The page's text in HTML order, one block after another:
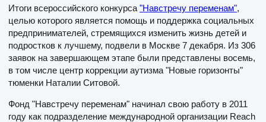
Итоги всероссийского конкурса "Навстречу переменам",
целью которого является помощь и поддержка социальных
предпринимателей, стремящихся изменить жизнь детей и
подростков к лучшему, подвели в Москве 7 декабря. Из 306
заявок на завершающем этапе были представлены восемь,
в том числе центр коррекции аутизма "Новые горизонты"
тюменки Наталии Ситовой.
Фонд "Навстречу переменам" начинал свою работу в 2011
году как подразделение международной организации Reach